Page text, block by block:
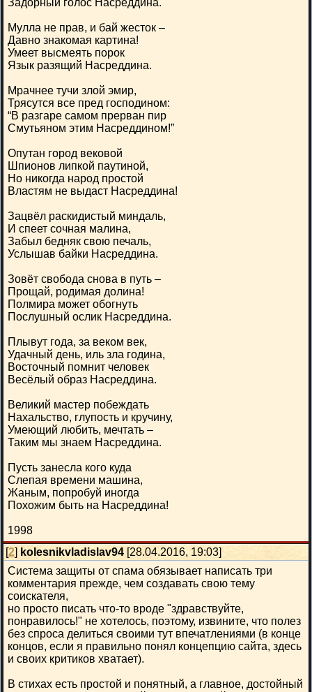
Задорный голос Насреддина.
Мулла не прав, и бай жесток –
Давно знакомая картина!
Умеет высмеять порок
Язык разящий Насреддина.
Мрачнее тучи злой эмир,
Трясутся все пред господином:
“В разгаре самом прерван пир
Смутьяном этим Насреддином!”
Опутан город вековой
Шпионов липкой паутиной,
Но никогда народ простой
Властям не выдаст Насреддина!
Зацвёл раскидистый миндаль,
И cпеет сочная малина,
Забыл бедняк свою печаль,
Услышав байки Насреддина.
Зовёт свобода снова в путь –
Прощай, родимая долина!
Полмира может обогнуть
Послушный ослик Насреддина.
Плывут года, за веком век,
Удачный день, иль зла година,
Восточный помнит человек
Весёлый образ Насреддина.
Великий мастер побеждать
Нахальство, глупость и кручину,
Умеющий любить, мечтать –
Таким мы знаем Насреддина.
Пусть занесла кого куда
Слепая времени машина,
Жаным, попробуй иногда
Похожим быть на Насреддина!
1998
[2] kolesnikvladislav94 [28.04.2016, 19:03]
Система защиты от спама обязывает написать три
комментария прежде, чем создавать свою тему
соискателя,
но просто писать что-то вроде "здравствуйте,
понравилось!" не хотелось, поэтому, извините, что полез
без спроса делиться своими тут впечатлениями (в конце
концов, если я правильно понял концепцию сайта, здесь
и своих критиков хватает).
В стихах есть простой и понятный, а главное, достойный